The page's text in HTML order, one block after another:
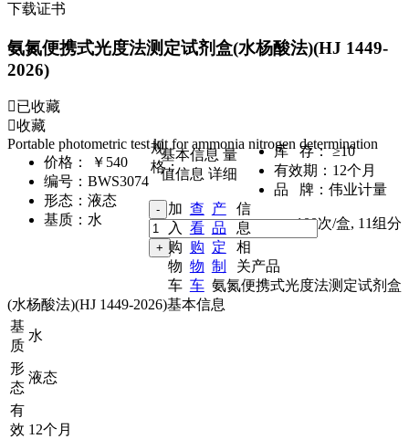
下载证书
氨氮便携式光度法测定试剂盒(水杨酸法)(HJ 1449-
2026)
已收藏
收藏
Portable photometric test kit for ammonia nitrogen determination
价格：
￥540
编号： BWS3074
形态： 液态
基质： 水
库 存： ≥10
有效期： 12个月
品 牌： 伟业计量
规
格：
100次/盒, 11组分
加
入
购
物
车
查
看
购
物
车
产
品
定
制
基本信息 量
值信息 详细
信
息
相
关产品
氨氮便携式光度法测定试剂盒
(水杨酸法)(HJ 1449-2026)基本信息
基
质
水
形
态
液态
有
效 12个月